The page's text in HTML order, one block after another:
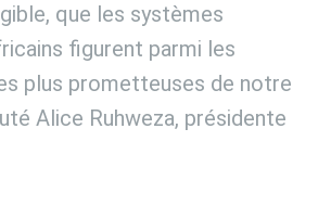
que les systèmes
figurent parmi les
plus prometteuses de notre
Alice Ruhweza, présidente